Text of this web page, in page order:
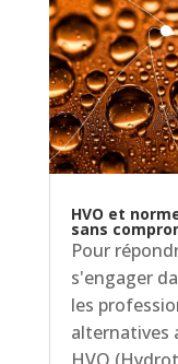
HVO et
sans
Pour
s'engager
les
alternatives